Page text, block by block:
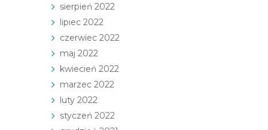
sierpień 2022
lipiec 2022
czerwiec 2022
maj 2022
kwiecień 2022
marzec 2022
luty 2022
styczeń 2022